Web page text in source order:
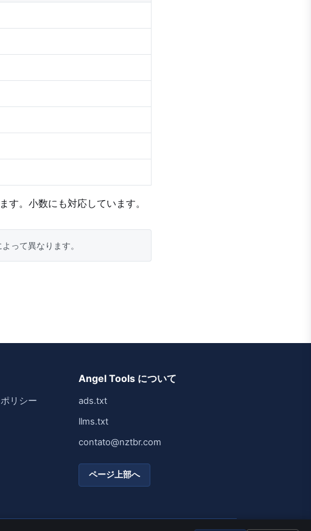
す。小数にも対応しています。
って異なります。
リシー
Angel Tools について
ads.txt
llms.txt
contato@nztbr.com
ページ上部へ